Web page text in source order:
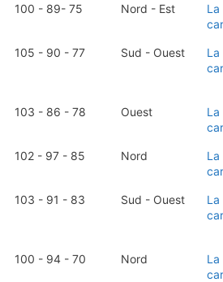
100 - 89- 75 Nord - Est
La
105 - 90 - 77 Sud - Ouest
La
103 - 86 - 78 Ouest
La
102 - 97 - 85 Nord
La
103 - 91 - 83 Sud - Ouest
La
100 - 94 - 70 Nord
La